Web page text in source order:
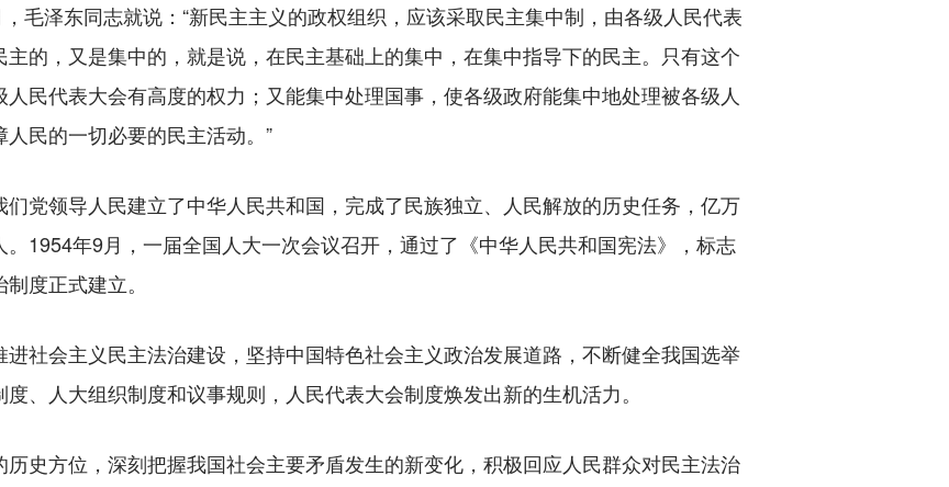
毛泽东同志就说：“新民主主义的政权组织，应该采取民主集中制，由各级人民代表
的，又是集中的，就是说，在民主基础上的集中，在集中指导下的民主。只有这个
民代表大会有高度的权力；又能集中处理国事，使各级政府能集中地处理被各级人
民的一切必要的民主活动。”
领导人民建立了中华人民共和国，完成了民族独立、人民解放的历史任务，亿万
1954年9月，一届全国人大一次会议召开，通过了《中华人民共和国宪法》，标志
度正式建立。
会主义民主法治建设，坚持中国特色社会主义政治发展道路，不断健全我国选举
、人大组织制度和议事规则，人民代表大会制度焕发出新的生机活力。
方位，深刻把握我国社会主要矛盾发生的新变化，积极回应人民群众对民主法治